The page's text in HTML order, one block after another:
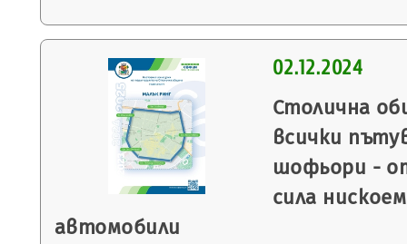
02.12.2024
Столична
всички
шофьори -
сила
автомобили